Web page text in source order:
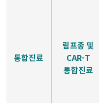
두경부암센터
통합진료
림프종 및
CAR-T
통합진료